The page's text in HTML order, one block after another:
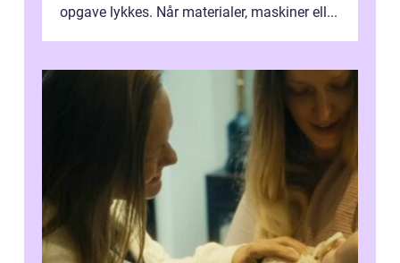
opgave lykkes. Når materialer, maskiner ell...